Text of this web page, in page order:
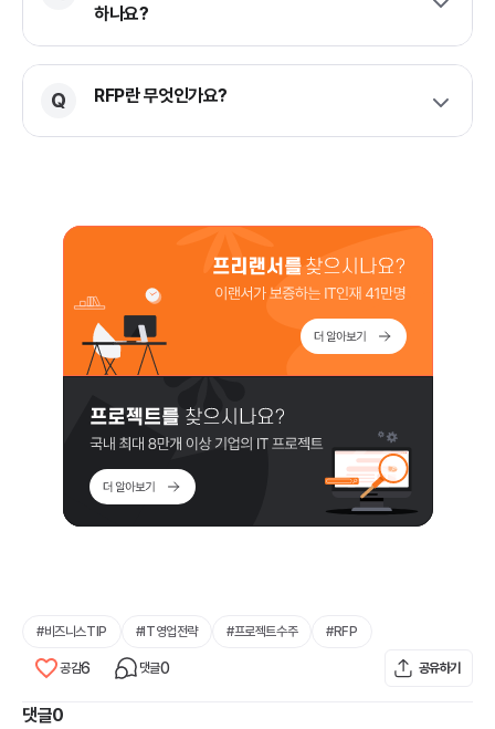
하나요?
RFP란 무엇인가요?
#비즈니스TIP #IT영업전략 #프로젝트수주 #RFP
공감6 댓글0 공유하기
댓글0